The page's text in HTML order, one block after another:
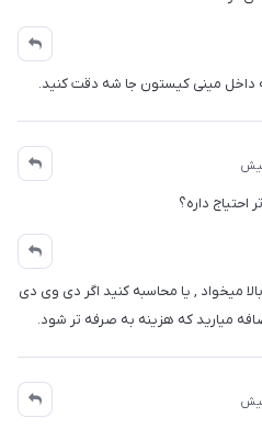
داخل مینی کیستون جا شه دقت کنید.
, بله 1050 پاور 320 به بالا میخواد , یا محاسبه کنید اگر دی وی دی
میارید که هزینه به صرفه تر شود.